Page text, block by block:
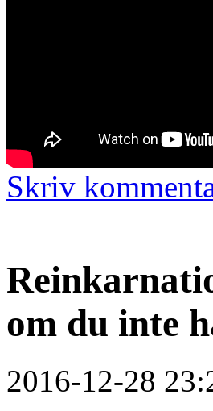
Skriv
om du inte
2016-12-28